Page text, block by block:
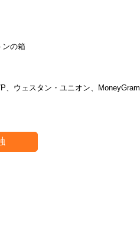
ンの箱
、ウェスタン・ユニオン、MoneyGram